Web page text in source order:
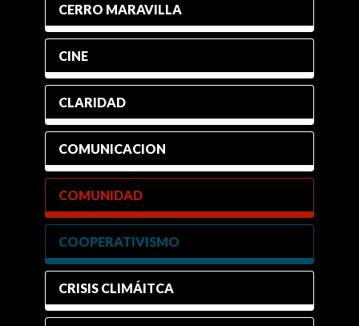
CERRO MARAVILLA
CINE
CLARIDAD
COMUNICACION
COMUNIDAD
COOPERATIVISMO
CRISIS CLIMÁITCA